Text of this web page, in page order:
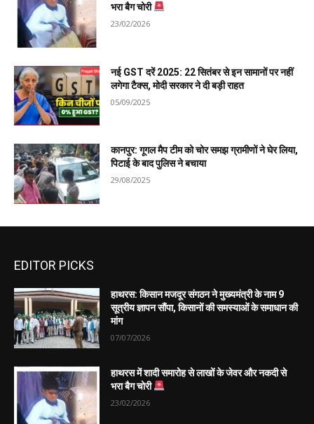
भरा बैग चोरी
23/02/2026
नई GST दरें 2025: 22 सितंबर से इन सामानों पर नहीं
लगेगा टैक्स, मोदी सरकार ने दी बड़ी राहत
05/09/2025
कानपुर: गूगल मैप टीम को चोर समझ ग्रामीणों ने घेर लिया,
पिटाई के बाद पुलिस ने बचाया
29/08/2025
EDITOR PICKS
हाथरस: किसान मजदूर संगठन ने मुख्यमंत्री के नाम 9
सूत्रीय ज्ञापन सौंपा, किसानों की समस्याओं के समाधान की
मांग
07/07/2026
हाथरस में शादी समारोह से लाखों के जेवर और नकदी से
भरा बैग चोरी
23/02/2026